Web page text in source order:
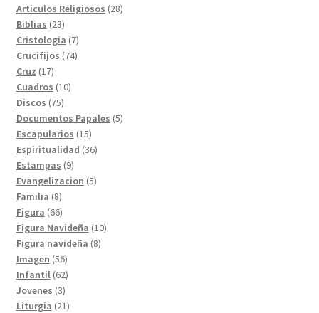
productos
Articulos Religiosos 2828
Biblias 2323
productos
Cristologia 77
productos
Crucifijos 7474
Cruz 1717
productos
Cuadros 1010
Discos 7575
productos
Documentos Papales 55
Escapularios 1515
productos
Espiritualidad 3636
Estampas 99
productos
Evangelizacion 55
Familia 88
productos
Figura 6666
productos
Figura Navideña 1010
Figura navideña 88
Imagen 5656
productos
Infantil 6262
productos
Jovenes 33
productos
Liturgia 2121